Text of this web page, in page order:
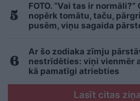
FOTO. “Vai tas ir
nopērk tomātu, taču,
pusēm, viņu sagaida
Ar šo zodiaka zīmju
nestrīdēties: viņi vienmēr
kā pamatīgi atriebties
Lasīt citas